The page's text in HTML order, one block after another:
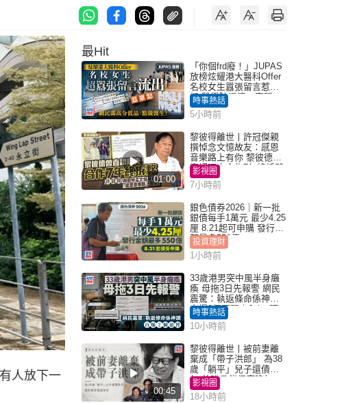
人放下一
最Hit
「你個frd廢！」JUPAS
放榜炫耀港大醫科Offer
名校女生囂張留言惹眾
怒 醫學院澄清：宣稱
「40.5分獲錄取」不符事
實｜Juicy叮
時事熱話
5小時前
01:00
黎彼得離世丨許冠傑親
撰悼念文憶故友：感恩
音樂路上有你 黎彼德曾
直認唔夾合作7年終拆夥
影視圈
7小時前
銀色債券2026｜新一批
銀債每手1萬元 最少4.25
厘 8.21起可申購 發行金
額最多550億
投資理財
1小時前
33歲港男突中風半身癱
瘓 母拖3日先報警 網民
震驚：執返條命係神蹟
自爆2個惡習｜Juicy叮
時事熱話
10小時前
00:45
黎彼得離世丨被前妻離
棄成「帶子洪郎」 為38
歲「躺平」兒子還債多
年 曾盼尋伴侶度晚年
影視圈
18小時前